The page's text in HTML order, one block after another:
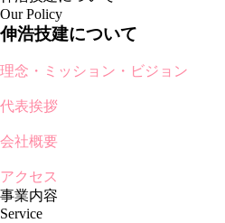
Our Policy
伸浩技建について
理念・ミッション・ビジョン
代表挨拶
会社概要
アクセス
事業内容
Service